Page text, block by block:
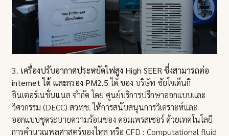
3. เครื่องปรับอากาศประหยัดไฟสูง High SEER ซึ่งสามารถต่อ
internet ได้ และกรอง PM2.5ได้ ของ บริษัท ซัยโจเด็นกิ
อินเตอร์เนชั่นแนล จำกัด โดย ศูนย์บริการปรึกษาออกแบบและ
วิศวกรรม (DECC) สวทช. ให้การสนับสนุนการวิเคราะห์และ
ออกแบบชุดระบายความร้อนของ คอมเพรสเซอร์ ด้วยเทคโนโลยี
การคำนวณพลศาสตร์ของไหล หรือ CFD : Computational fluid